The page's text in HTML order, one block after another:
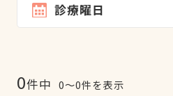
診療曜日
0件中 0〜0件を表示